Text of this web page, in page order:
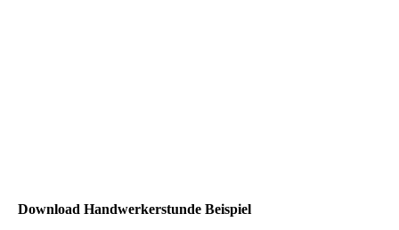
Download Handwerkerstunde Beispiel